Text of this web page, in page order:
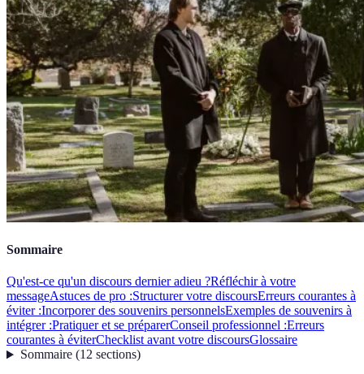
Sommaire
Qu'est-ce qu'un discours dernier adieu ?Réfléchir à votre
messageAstuces de pro :Structurer votre discoursErreurs courantes à
éviter :Incorporer des souvenirs personnelsExemples de souvenirs à
intégrer :Pratiquer et se préparerConseil professionnel :Erreurs
courantes à éviterChecklist avant votre discoursGlossaire
Sommaire(12 sections)